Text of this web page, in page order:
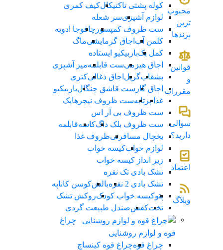
محبوب
ترین
برندها
قوانین
و
مقررات
سوالی
دارید؟
اعتماد
وبلاگ
کوله پشتی تاکتیکالکیف کمری
لوازم آشپزیسر شعله
ست ظروف کمپسور چاقوجا ادویه
کلمن آب اجاق گرمایشیماگ
کمل بکباربیکیو ایستاده
اجاق هیزمیست قابلمهمیز آشپزی
بشقابگریل اجاق ذغالیکتری
اجاق گاز ست قاشق چنگالباربیکیو
غذا پز تابهست ظروف نیچرهایک
ست ظروف بی آر اس
ست ظروف بلک داگکاسهقابلمه
یخچال مسافرتیظروف غذا
لوازم خوابکیسه خواب
زیر انداز کیسه خواب
تشک بادی تک نفره
تشک بادی 2 نفره
بالشکوسن کاناپه
پتوکیسه خواب کودکروکش تشک
تختکفشصندل طبیعت گردی
چراغ
قوه و لوازم روشنایی
چراغ قوهچراغ قوه کینساچ